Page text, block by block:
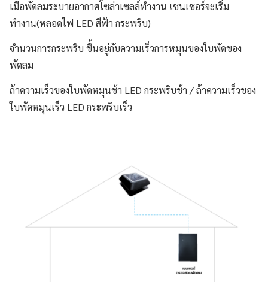
เมื่อพัดลมระบายอากาศโซล่าเซลล์ทำงาน เซนเซอร์จะเริ่ม
ทำงาน(หลอดไฟ LED สีฟ้า กระพริบ)
จำนวนการกระพริบ ขึ้นอยู่กับความเร็วการหมุนของใบพัดของ
พัดลม
ถ้าความเร็วของใบพัดหมุนช้า LED กระพริบช้า / ถ้าความเร็วของ
ใบพัดหมุนเร็ว LED กระพริบเร็ว